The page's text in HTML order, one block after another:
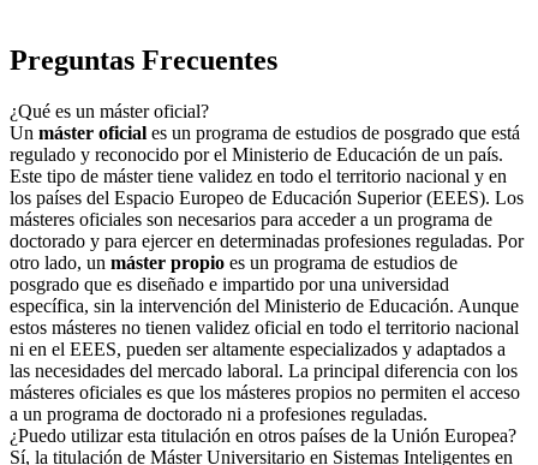
Preguntas Frecuentes
¿Qué es un máster oficial?
Un máster oficial es un programa de estudios de posgrado que está
regulado y reconocido por el Ministerio de Educación de un país.
Este tipo de máster tiene validez en todo el territorio nacional y en
los países del Espacio Europeo de Educación Superior (EEES). Los
másteres oficiales son necesarios para acceder a un programa de
doctorado y para ejercer en determinadas profesiones reguladas. Por
otro lado, un máster propio es un programa de estudios de
posgrado que es diseñado e impartido por una universidad
específica, sin la intervención del Ministerio de Educación. Aunque
estos másteres no tienen validez oficial en todo el territorio nacional
ni en el EEES, pueden ser altamente especializados y adaptados a
las necesidades del mercado laboral. La principal diferencia con los
másteres oficiales es que los másteres propios no permiten el acceso
a un programa de doctorado ni a profesiones reguladas.
¿Puedo utilizar esta titulación en otros países de la Unión Europea?
Sí, la titulación de Máster Universitario en Sistemas Inteligentes en